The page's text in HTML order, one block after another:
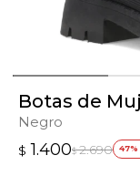
Botas de
Negro
$ 1.400$ 2.690 47